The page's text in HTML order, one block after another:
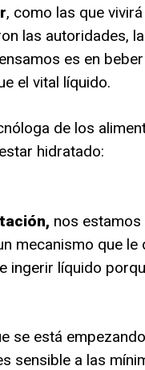
, como las que vivirá
las autoridades, la
es en
el vital líquido.
de los
hidratado:
nos
mecanismo que
ingerir líquido
se está
sensible a las